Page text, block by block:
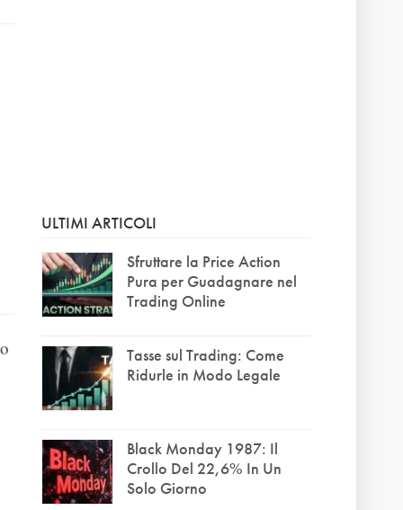
ULTIMI ARTICOLI
Sfruttare la Price Action
Pura per Guadagnare nel
Trading Online
Tasse sul Trading: Come
Ridurle in Modo Legale
Black Monday 1987: Il
Crollo Del 22,6% In Un
Solo Giorno